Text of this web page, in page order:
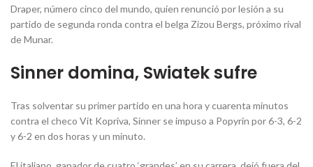
Draper, número cinco del mundo, quien renunció por lesión a su
partido de segunda ronda contra el belga Zizou Bergs, próximo rival
de Munar.
Sinner domina, Swiatek sufre
Tras solventar su primer partido en una hora y cuarenta minutos
contra el checo Vit Kopriva, Sinner se impuso a Popyrin por 6-3, 6-2
y 6-2 en dos horas y un minuto.